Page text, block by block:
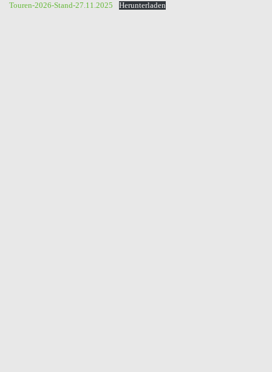
Touren-2026-Stand-27.11.2025 Herunterladen